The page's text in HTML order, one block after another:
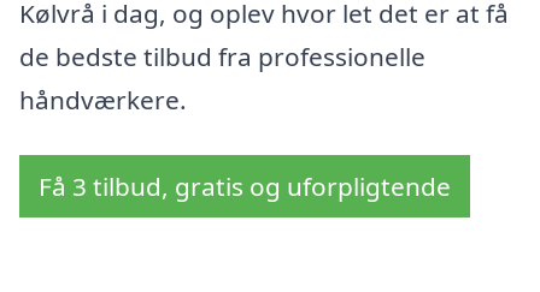
Kølvrå i dag, og oplev hvor let det er at få
de bedste tilbud fra professionelle
håndværkere.
Få 3 tilbud, gratis og uforpligtende